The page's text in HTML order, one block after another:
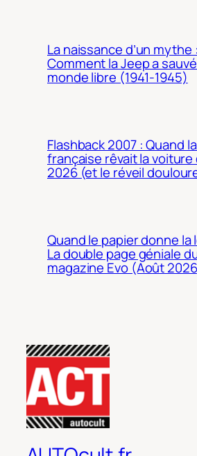
La naissance d’un mythe :
Comment la Jeep a
monde libre (1941-1945)
Flashback 2007 : Quand
française rêvait la voiture
2026 (et le réveil
Quand le papier donne la
La double page géniale
magazine Evo (Août